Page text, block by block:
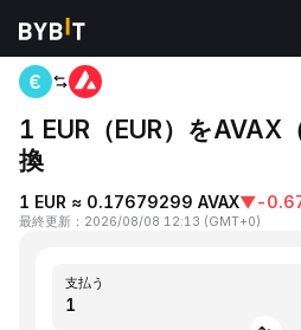
ホーム EUR to AVAX
1 EUR（EUR）をAVAX
換
1 EUR ≈ 0.17679299 AVAX▼-
最終更新 ： 2026/08/08 12:13 (GMT+0)
支払う